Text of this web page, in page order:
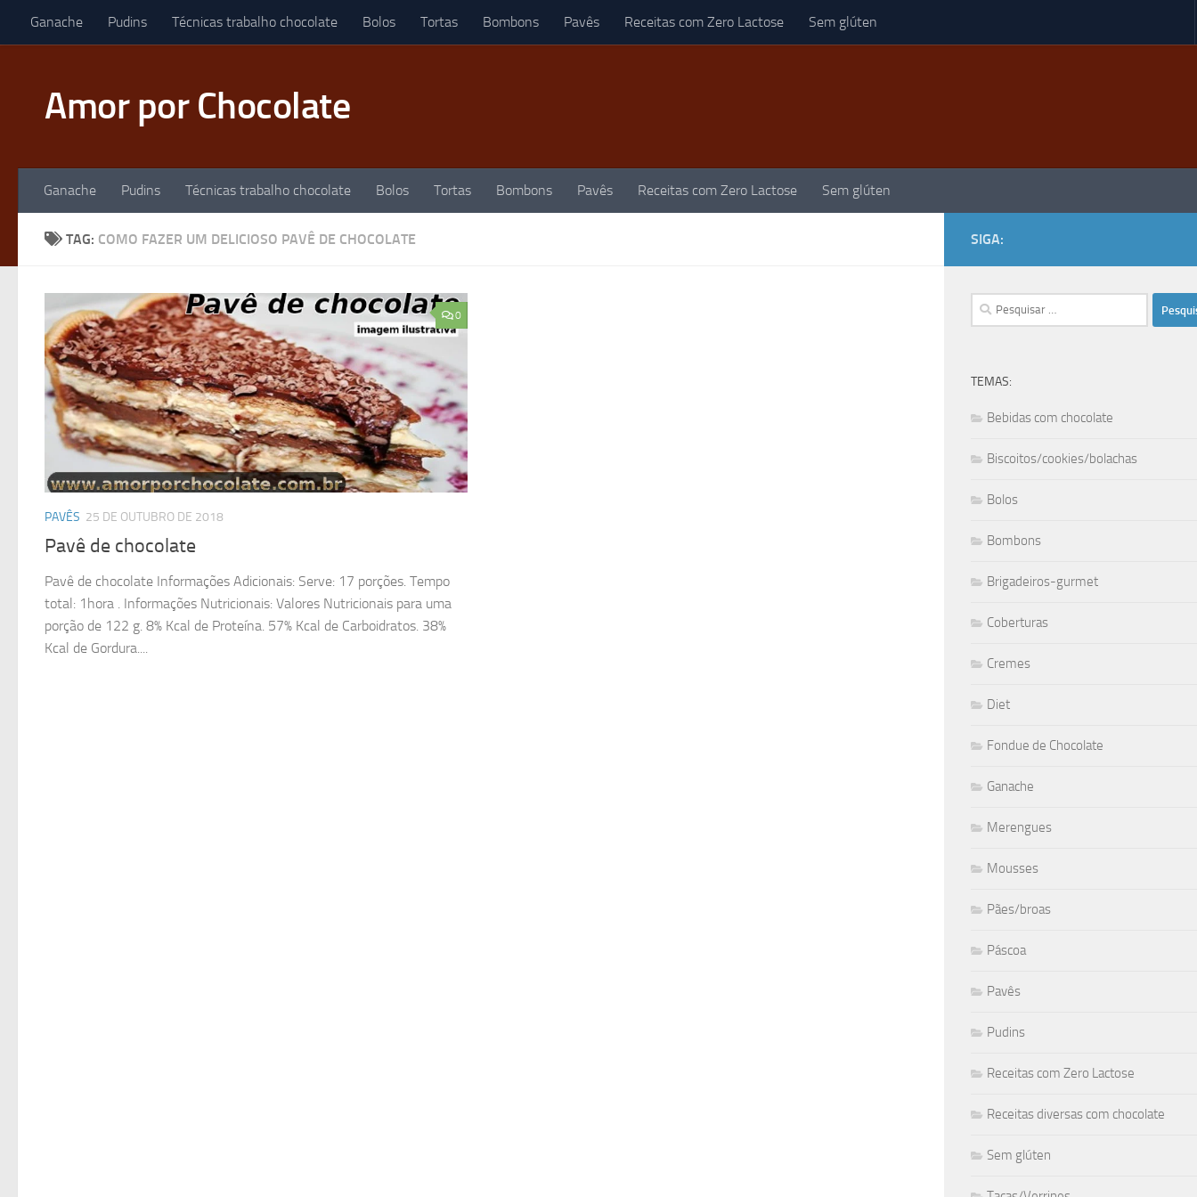
Skip to content
Ganache Pudins Técnicas trabalho chocolate Bolos Tortas Bombons Pavês Receitas com Zero Lactose Sem glúten
Amor por Chocolate
Ganache Pudins Técnicas trabalho chocolate Bolos Tortas Bombons Pavês Receitas com Zero Lactose Sem glúten
TAG: COMO FAZER UM DELICIOSO PAVÊ DE CHOCOLATE
0
PAVÊS 25 DE OUTUBRO DE 2018
Pavê de chocolate
Pavê de chocolate Informações Adicionais: Serve: 17 porções. Tempo
total: 1hora . Informações Nutricionais: Valores Nutricionais para uma
porção de 122 g. 8% Kcal de Proteína. 57% Kcal de Carboidratos. 38%
Kcal de Gordura....
SIGA:
Pesquisar
por:
TEMAS:
Bebidas com chocolate
Biscoitos/cookies/bolachas
Bolos
Bombons
Brigadeiros-gurmet
Coberturas
Cremes
Diet
Fondue de Chocolate
Ganache
Merengues
Mousses
Pães/broas
Páscoa
Pavês
Pudins
Receitas com Zero Lactose
Receitas diversas com chocolate
Sem glúten